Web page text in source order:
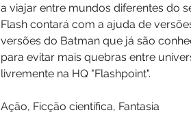
a viajar entre mundos diferentes do
Flash contará com a ajuda de
versões do Batman que já são
para evitar mais quebras entre
livremente na HQ "Flashpoint".
Ação, Ficção científica, Fantasia